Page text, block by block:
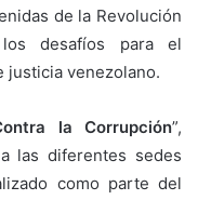
de la Revolución
desafíos para el
justicia venezolano.
la Corrupción”,
las diferentes sedes
como parte del